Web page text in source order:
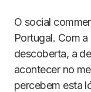
O social
Portugal. Com
descoberta, a
acontecer no
percebem esta